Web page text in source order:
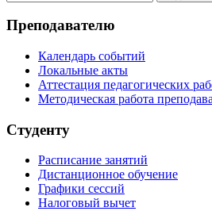
Преподавателю
Календарь событий
Локальные акты
Аттестация педагогических
Методическая работа
Студенту
Расписание занятий
Дистанционное обучение
Графики сессий
Налоговый вычет